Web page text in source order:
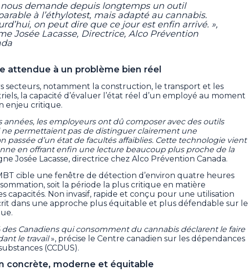
nous demande depuis longtemps un outil
à l’éthylotest, mais adapté au cannabis.
on peut dire que ce jour est enfin arrivé. »,
Josée Lacasse, Directrice, Alco Prévention
attendue à un problème bien réel
secteurs, notamment la construction, le transport et les
la capacité d’évaluer l’état réel d’un employé au moment
enjeu critique.
années, les employeurs ont dû composer avec des outils
permettaient pas de distinguer clairement une
passée d’un état de facultés affaiblies. Cette technologie vient
en offrant enfin une lecture beaucoup plus proche de la
Josée Lacasse, directrice chez Alco Prévention Canada.
cible une fenêtre de détection d’environ quatre heures
soit la période la plus critique en matière
capacités. Non invasif, rapide et conçu pour une utilisation
dans une approche plus équitable et plus défendable sur le
des Canadiens qui consomment du cannabis déclarent le faire
le travail», précise le Centre canadien sur les dépendances
(CCDUS).
concrète, moderne et équitable